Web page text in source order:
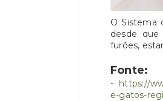
O Sistema
desde que
furões,
Fonte:
- https://
e-gatos-